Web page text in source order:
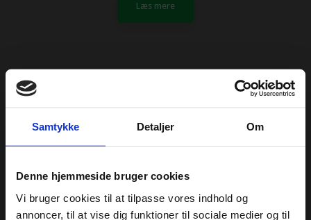
Samtykke Detaljer Om
Denne hjemmeside bruger cookies
Vi bruger cookies til at tilpasse vores indhold og
annoncer, til at vise dig funktioner til sociale medier og til
Læs mere​
Fældebunkelægning
Læs mere​